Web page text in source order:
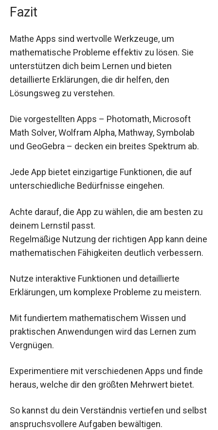
Fazit
Mathe Apps sind wertvolle Werkzeuge, um
mathematische Probleme effektiv zu lösen. Sie
unterstützen dich beim Lernen und bieten
detaillierte Erklärungen, die dir helfen, den
Lösungsweg zu verstehen.
Die vorgestellten Apps – Photomath, Microsoft
Math Solver, Wolfram Alpha, Mathway, Symbolab
und GeoGebra – decken ein breites Spektrum ab.
Jede App bietet einzigartige Funktionen, die auf
unterschiedliche Bedürfnisse eingehen.
Achte darauf, die App zu wählen, die am besten zu
deinem Lernstil passt.
Regelmäßige Nutzung der richtigen App kann deine
mathematischen Fähigkeiten deutlich verbessern.
Nutze interaktive Funktionen und detaillierte
Erklärungen, um komplexe Probleme zu meistern.
Mit fundiertem mathematischem Wissen und
praktischen Anwendungen wird das Lernen zum
Vergnügen.
Experimentiere mit verschiedenen Apps und finde
heraus, welche dir den größten Mehrwert bietet.
So kannst du dein Verständnis vertiefen und selbst
anspruchsvollere Aufgaben bewältigen.